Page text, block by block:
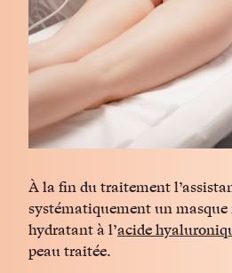
À la fin du traitement
systématiquement un
hydratant à l’acide
peau traitée.